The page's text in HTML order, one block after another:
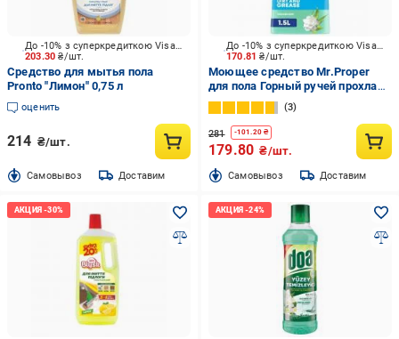
203.30₴/шт.
До -10% з суперкредиткою Visa Вигода
Средство для мытья пола
Pronto "Лимон" 0,75 л
оценить
214 ₴/шт.
Cамовывоз Доставим
170.81₴/шт.
До -10% з суперкредиткою Visa Вигода
Моющее средство Mr.Proper
для пола Горный ручей прохлада
1,5 л
3
281 -101.20₴
179.80 ₴/шт.
Cамовывоз Доставим